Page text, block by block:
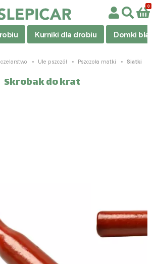
Kurniki dla drobiu Domki
Ule pszczół Pszczoła matki Siatki
Skrobak do krat